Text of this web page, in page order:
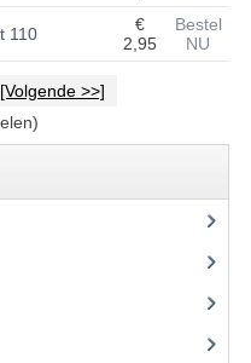
11B
110
€
2,95
Bestel
NU
[Volgende >>]